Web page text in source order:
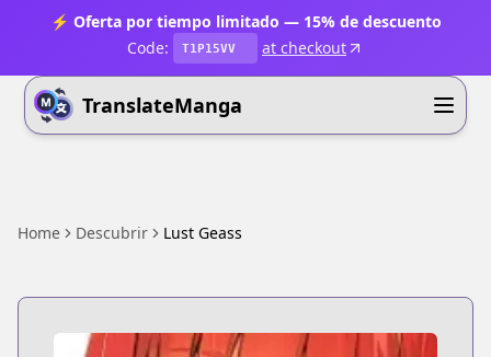
⚡ Oferta por tiempo limitado — 15% de descuento
Code:
T1P15VV at checkout
TranslateManga
Home Descubrir Lust Geass